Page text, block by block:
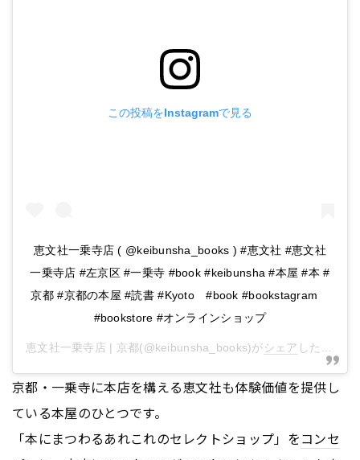
この投稿をInstagramで見る
恵文社一乗寺店 ( @keibunsha_books ) #恵文社 #恵文社
一乗寺店 #左京区 #一乗寺 #book #keibunsha #本屋 #本 #
京都 #京都の本屋 #読書 #Kyoto #book #bookstagram
#bookstore #オンラインショップ
恵文社一乗寺店 | 京都(@keibunsha_books)がシェア した投稿 -
京都・一乗寺に本店を構える恵文社も体験価値を提供し
ている本屋のひとつです。
「本にまつわるあれこれのセレクトショップ」をコンセ